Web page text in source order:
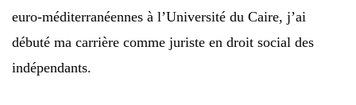
euro-méditerranéennes à l’Université du Caire, j’ai
débuté ma carrière comme juriste en droit social des
indépendants.